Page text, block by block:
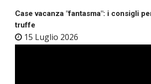
Case vacanza "fantasma": i consigli
truffe
15 Luglio 2026